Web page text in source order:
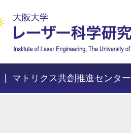
マトリクス共創推進センター